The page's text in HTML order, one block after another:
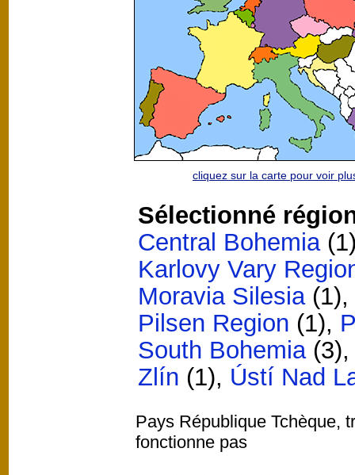
cliquez sur la carte pour voir
Sélectionné
Central Bohemia
Karlovy Vary
Moravia Silesia(1),
Pilsen Region (1),
South Bohemia(3)
Zlín (1), Ústí Nad
Pays République Tchèque,
fonctionne pas